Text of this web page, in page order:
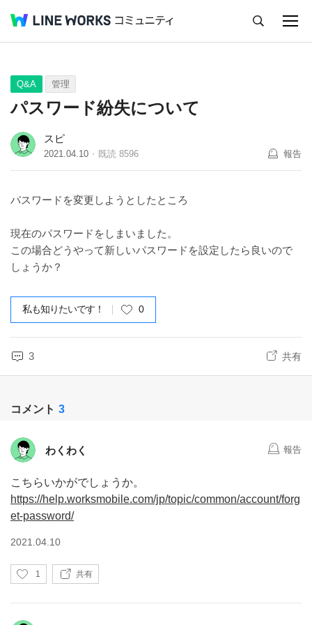
Q&A Tips Ideas
Q&A 管理
パスワード紛失について
スピ
2021.04.10 既読 8596 報告
パスワードを変更しようとしたところ
現在のパスワードをしまいました。
この場合どうやって新しいパスワードを設定したら良いので
しょうか？
私も知りたいです！ 0
3 共有
コメント 3
わくわく 報告
こちらいかがでしょうか。
https://help.worksmobile.com/jp/topic/common/account/forg
et-password/
2021.04.10
い
1 共有